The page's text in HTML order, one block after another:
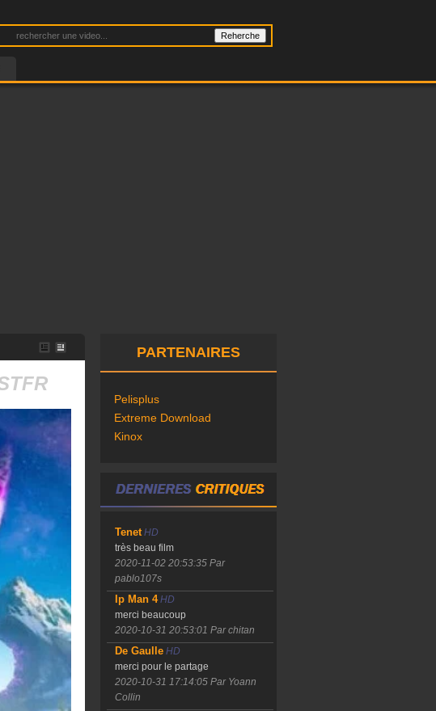
PARTENAIRES
Pelisplus
Extreme Download
Kinox
TenetHD
très beau film
2020-11-02 20:53:35 Par
pablo107s
Ip Man 4HD
merci beaucoup
2020-10-31 20:53:01 Par chitan
De GaulleHD
merci pour le partage
2020-10-31 17:14:05 Par Yoann
Collin